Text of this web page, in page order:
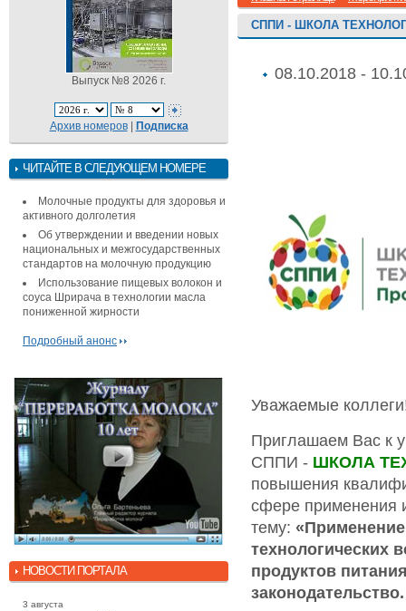
Выпуск №8 2026 г.
Архив номеров| Подписка
ЧИТАЙТЕ В СЛЕДУЮЩЕМ НОМЕРЕ
Молочные продукты для здоровья и
активного долголетия
Об утверждении и введении новых
национальных и межгосударственных
стандартов на молочную продукцию
Использование пищевых волокон и
соуса Шрирача в технологии масла
пониженной жирности
Подробный анонс
НОВОСТИ ПОРТАЛА
3 августа
СППИ - ШКОЛА
08.10.2018 -
Уважаемые
Приглашаем Вас к
СППИ - ШКОЛА
повышения
сфере применения
тему:
технологических
продуктов